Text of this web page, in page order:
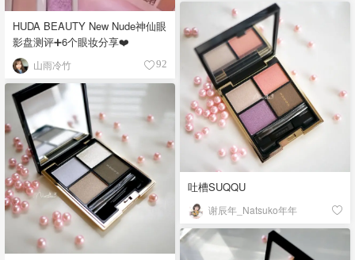
HUDA BEAUTY New Nude神仙眼
影盘测评➕6个眼妆分享❤️
山雨冷竹 92
吐槽SUQQU
谢辰年_Natsuko年年